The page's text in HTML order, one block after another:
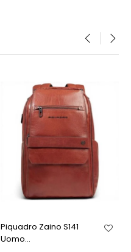
Piquadro Zaino S141
Uomo...